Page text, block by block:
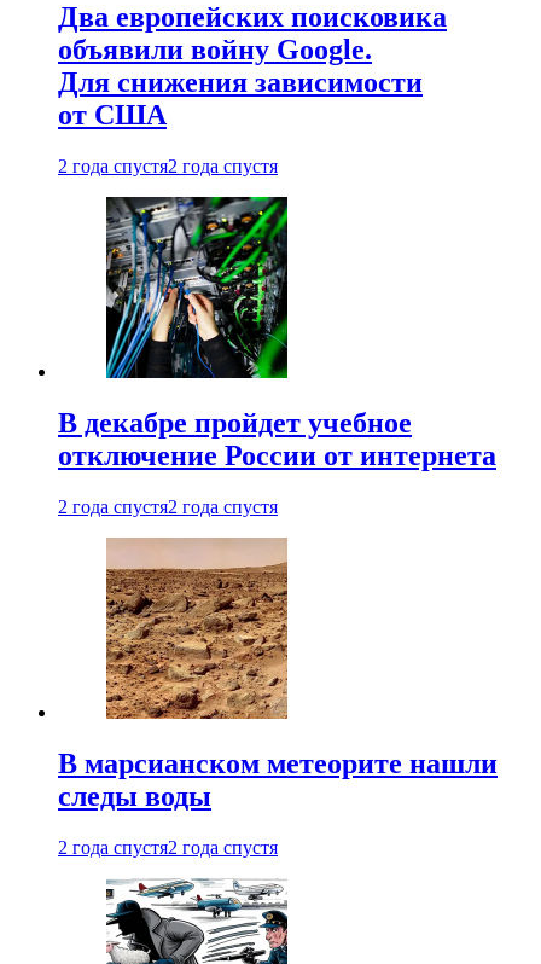
Два европейских поисковика
объявили войну Google.
Для снижения зависимости
от США
2 года спустя2 года спустя
В декабре пройдет учебное
отключение России от интернета
2 года спустя2 года спустя
В марсианском метеорите нашли
следы воды
2 года спустя2 года спустя